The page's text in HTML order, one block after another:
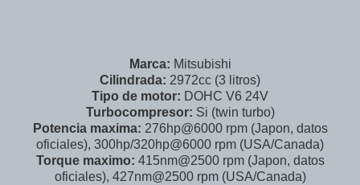
Marca: Mitsubishi
Cilindrada: 2972cc (3 litros)
Tipo de motor: DOHC V6 24V
Turbocompresor: Si (twin turbo)
Potencia maxima: 276hp@6000 rpm (Japon, datos
oficiales), 300hp/320hp@6000 rpm (USA/Canada)
Torque maximo: 415nm@2500 rpm (Japon, datos
oficiales), 427nm@2500 rpm (USA/Canada)